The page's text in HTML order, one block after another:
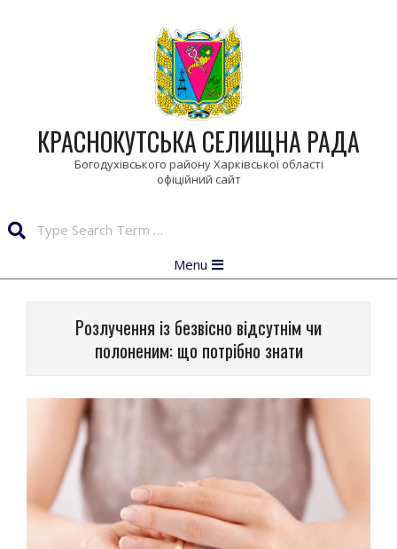
КРАСНОКУТСЬКА СЕЛИЩНА РАДА
Богодухівського району Харківської області
Navigation
Menu
Розлучення із безвісно відсутнім чи
полоненим: що потрібно знати